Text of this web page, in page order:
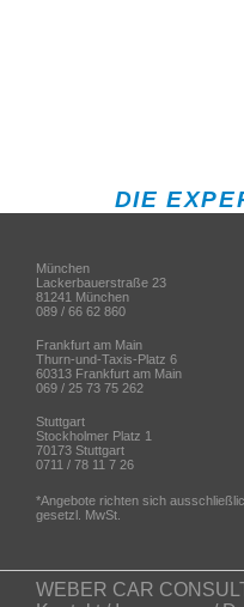
DIE
München
Lackerbauerstraße 23
81241 München
089 / 66 62 860
Frankfurt am Main
Thurn-und-Taxis-Platz 6
60313 Frankfurt am Main
069 / 25 73 75 262
Stuttgart
Stockholmer Platz 1
70173 Stuttgart
0711 / 78 11 7 26
*Angebote richten sich
gesetzl. MwSt.
WEBER CAR